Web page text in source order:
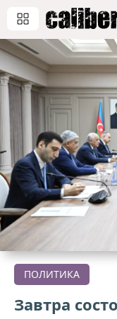
ПОЛИТИКА
Завтра